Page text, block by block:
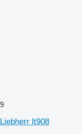
9
Liebherr lt908